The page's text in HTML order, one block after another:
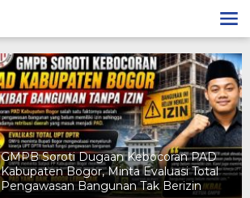
GMPB Soroti Dugaan Kebocoran PAD
Kabupaten Bogor, Minta Evaluasi Total
Pengawasan Bangunan Tak Berizin